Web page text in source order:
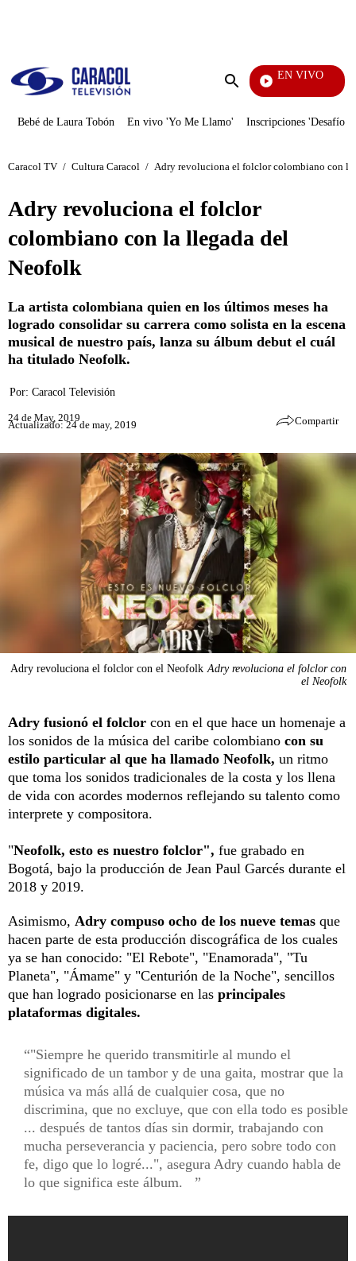
Enviar
EN VIVO
Entre
Bebé de Laura Tobón En vivo 'Yo Me Llamo' Inscripciones 'Desafío'
Caracol TV / Cultura Caracol / Adry revoluciona el folclor colombiano con
Adry revoluciona el folclor
colombiano con la llegada del
Neofolk
La artista colombiana quien en los últimos meses ha
logrado consolidar su carrera como solista en la escena
musical de nuestro país, lanza su álbum debut el cuál
ha titulado Neofolk.
Por: Caracol Televisión
24 de May, 2019
Actualizado: 24 de may, 2019 Compartir
Adry revoluciona el folclor con el Neofolk Adry revoluciona el folclor con
el Neofolk
Adry fusionó el folclor con en el que hace un homenaje a
los sonidos de la música del caribe colombiano con su
estilo particular al que ha llamado Neofolk, un ritmo
que toma los sonidos tradicionales de la costa y los llena
de vida con acordes modernos reflejando su talento como
interprete y compositora.
"Neofolk, esto es nuestro folclor", fue grabado en
Bogotá, bajo la producción de Jean Paul Garcés durante el
2018 y 2019.
Asimismo, Adry compuso ocho de los nueve temas que
hacen parte de esta producción discográfica de los cuales
ya se han conocido: "El Rebote", "Enamorada", "Tu
Planeta", "Ámame" y "Centurión de la Noche", sencillos
que han logrado posicionarse en las principales
plataformas digitales.
"Siempre he querido transmitirle al mundo el
significado de un tambor y de una gaita, mostrar que la
música va más allá de cualquier cosa, que no
discrimina, que no excluye, que con ella todo es posible
... después de tantos días sin dormir, trabajando con
mucha perseverancia y paciencia, pero sobre todo con
fe, digo que lo logré...", asegura Adry cuando habla de
lo que significa este álbum.